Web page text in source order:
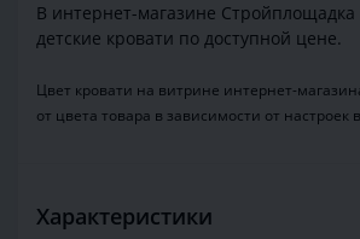
В интернет-магазине
детские кровати по доступной цене.
Цвет кровати на витрине интернет-
от цвета товара в зависимости от
Характеристики